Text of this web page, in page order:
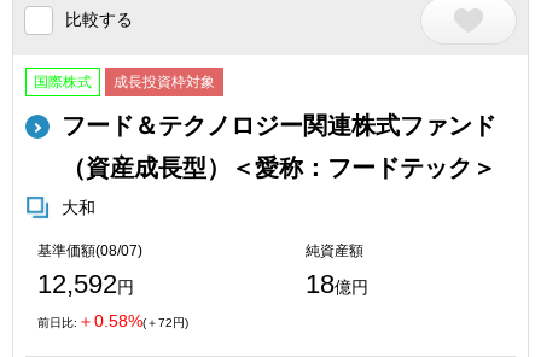
比較する
国際株式 成長投資枠対象
フード＆テクノロジー関連株式ファンド
（資産成長型）＜愛称：フードテック＞
大和
基準価額(08/07)
12,592円
純資産額
18億円
前日比: ＋0.58%(＋72円)